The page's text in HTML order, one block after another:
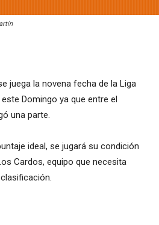
juega la novena fecha de la Liga
Domingo ya que entre el
una parte.
ideal, se jugará su condición
Cardos, equipo que necesita